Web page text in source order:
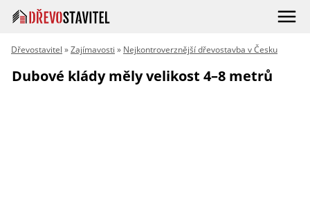
Dřevostavitel »Zajímavosti » Nejkontroverznější dřevostavba v Česku
Dubové klády měly velikost 4–8 metrů